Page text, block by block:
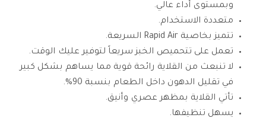
وبمستوى أداء عالي.
متعددة الاستخدام.
تتميز بخاصية Rapid Air السريعة.
تعمل على تتحميص الخبز سريعاً لتوفير عليك الوقت.
لا تنبعث من القلاية رائحة قوية مما يساهم بشكل كبير
في تقليل الدهون داخل الطعام بنسبة 90%.
تأتي القلاية بمظهر عصري وأنيق.
يسهل تنظيفها.